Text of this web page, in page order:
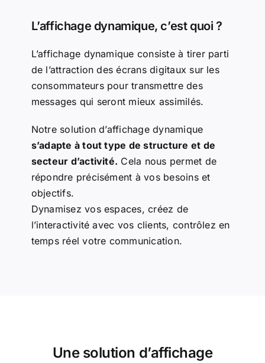
L’affichage dynamique, c’est quoi ?
L’affichage dynamique consiste à tirer parti
de l’attraction des écrans digitaux sur les
consommateurs pour transmettre des
messages qui seront mieux assimilés.
Notre solution d’affichage dynamique
s’adapte à tout type de structure et de
secteur d’activité. Cela nous permet de
répondre précisément à vos besoins et
objectifs.
Dynamisez vos espaces, créez de
l’interactivité avec vos clients, contrôlez en
temps réel votre communication.
Une solution d’affichage